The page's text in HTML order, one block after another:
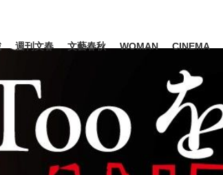
ビジネス
週刊文春 文藝春秋 WOMAN CINEMA
#後藤真希 #森岡毅 #城彰二 #内田有紀